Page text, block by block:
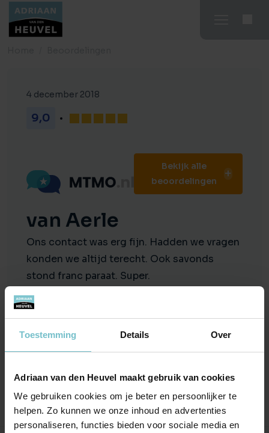
Toestemming Details Over
Adriaan van den Heuvel maakt gebruik van cookies
We gebruiken cookies om je beter en persoonlijker te
helpen. Zo kunnen we onze inhoud en advertenties
personaliseren, functies bieden voor sociale media en
4 december 2018
9,0
Bekijk alle
beoordelingen
van Aerle
Ons contact was erg fijn. Hadden we vragen
konden we altijd terecht. Ook savonds
stond franc paraat. Super.
Ook de mensen op kantoor zijn altijd even
vriendelijk.
schakelen dan wordt dat zeker weer adriaan